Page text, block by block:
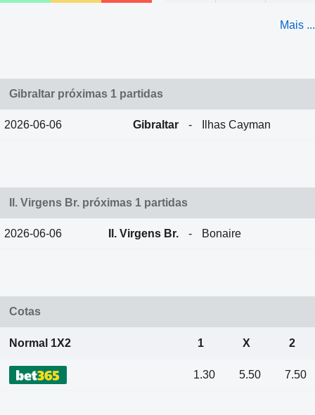
Mais ...
Gibraltar próximas 1 partidas
2026-06-06 Gibraltar - Ilhas Cayman
Il. Virgens Br. próximas 1 partidas
2026-06-06 Il. Virgens Br. - Bonaire
Cotas
Normal 1X2 1 X 2
1.30 5.50 7.50